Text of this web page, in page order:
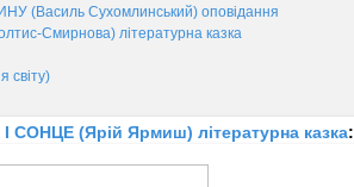
(Василь Сухомлинський) оповідання
Смирнова) літературна казка
світу)
СОНЦЕ (Ярій Ярмиш) літературна казка: